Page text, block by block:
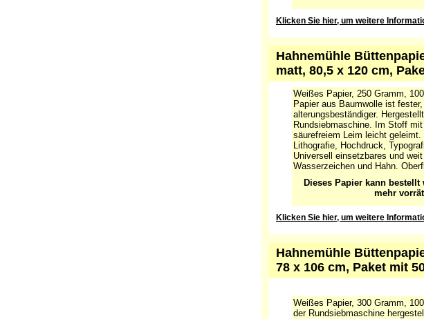
Dieses Papier kann
mehr
Hahnemühle
matt, 80,5 x 120 cm,
Weißes Papier, 250 Gramm,
Papier aus Baumwolle ist
alterungsbeständiger.
Rundsiebmaschine. Im Stoff
säurefreiem Leim leicht geleimt.
Lithografie, Hochdruck,
Universell einsetzbares und
Wasserzeichen und Hahn.
Dieses Papier kann
mehr
Hahnemühle